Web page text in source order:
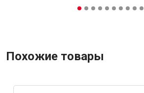
Похожие товары